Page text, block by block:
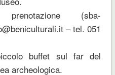
(sba-
– tel. 051
buffet sul far del
archeologica.